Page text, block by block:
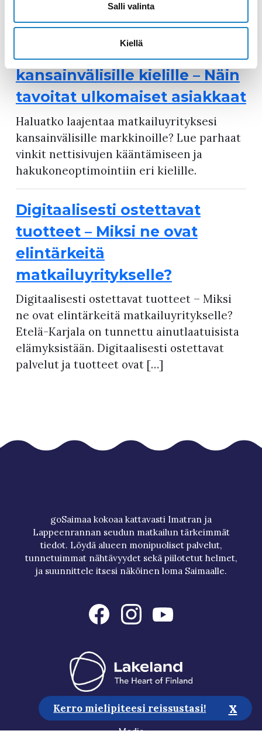
Salli valinta
Kiellä
Vinkit nettisivujen
kansainvälisille kielille – Näin
tavoitat ulkomaiset asiakkaat
Haluatko laajentaa matkailuyrityksesi
kansainvälisille markkinoille? Lue parhaat
vinkit nettisivujen kääntämiseen ja
hakukoneoptimointiin eri kielille.
Digitaalisesti ostettavat
tuotteet – Miksi ne ovat
elintärkeitä
matkailuyritykselle?
Digitaalisesti ostettavat tuotteet – Miksi
ne ovat elintärkeitä matkailuyritykselle?
Etelä-Karjala on tunnettu ainutlaatuisista
elämyksistään. Digitaalisesti ostettavat
palvelut ja tuotteet ovat […]
goSaimaa kokoaa kattavasti Imatran ja
Lappeenrannan seudun matkailun tärkeimmät
tiedot. Löydä alueen monipuoliset palvelut,
tunnetuimmat nähtävyydet sekä piilotetut helmet,
ja suunnittele itsesi näköinen loma Saimaalle.
Matkailuneuvonta
Media
Kerro mielipiteesi reissustasi! x